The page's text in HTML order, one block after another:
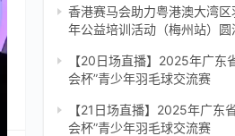
香港赛马会助力粤港澳大湾
年公益培训活动（梅州站）圆
【20日场直播】2025年广东
会杯”青少年羽毛球交流赛
【21日场直播】2025年广东
会杯”青少年羽毛球交流赛